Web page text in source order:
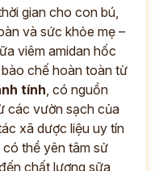
gian cho con bú,
và sức khỏe mẹ –
viêm amidan hốc
chế hoàn toàn từ
tính , có nguồn
các vườn sạch của
xã dược liệu uy tín
thể yên tâm sử
chất lượng sữa